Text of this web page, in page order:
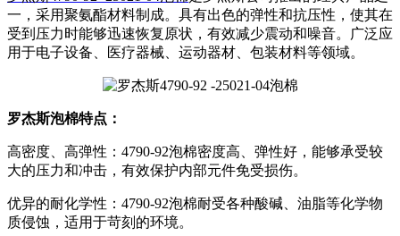
一，采用聚氨酯材料制成。具有出色的弹性和抗压性，使其在
受到压力时能够迅速恢复原状，有效减少震动和噪音。广泛应
用于电子设备、医疗器械、运动器材、包装材料等领域。
罗杰斯泡棉特点：
高密度、高弹性：4790-92泡棉密度高、弹性好，能够承受较
大的压力和冲击，有效保护内部元件免受损伤。
优异的耐化学性：4790-92泡棉耐受各种酸碱、油脂等化学物
质侵蚀，适用于苛刻的环境。